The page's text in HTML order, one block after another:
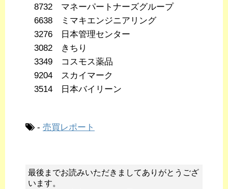
8732 マネーパートナーズグループ
6638 ミマキエンジニアリング
3276 日本管理センター
3082 きちり
3349 コスモス薬品
9204 スカイマーク
3514 日本バイリーン
- 売買レポート
最後までお読みいただきましてありがとうござ
います。